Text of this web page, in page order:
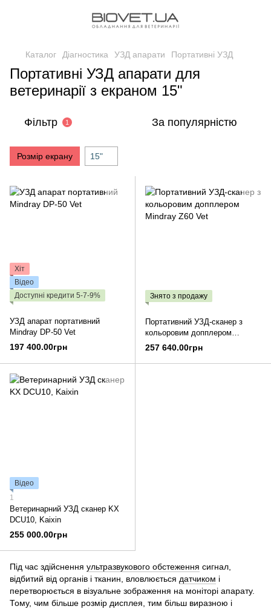
Каталог Діагностика УЗД апарати Портативні УЗД
Портативні УЗД апарати для
ветеринарії з екраном 15"
Фільтр 1 За популярністю
Розмір екрану 15"
Хіт
Відео
Доступні кредити 5-7-9%
УЗД апарат портативний
Mindray DP-50 Vet
197 400.00грн
Знято з продажу
Портативний УЗД-сканер з
кольоровим допплером
Mindray Z60 Vet
257 640.00грн
Відео
1
Ветеринарний УЗД сканер KX
DCU10, Kaixin
255 000.00грн
Під час здійснення ультразвукового обстеження сигнал,
відбитий від органів і тканин, вловлюється датчиком і
перетворюється в візуальне зображення на моніторі апарату.
Тому, чим більше розмір дисплея, тим більш виразною і